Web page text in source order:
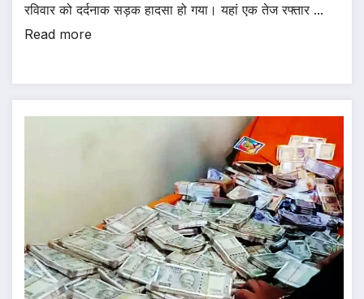
रविवार को दर्दनाक सड़क हादसा हो गया। यहां एक तेज रफ्तार ...
Read more